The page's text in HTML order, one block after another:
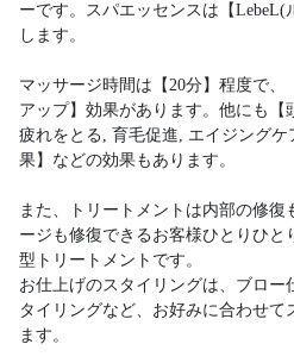
ーです。スパエッセンスは【LebeL(
します。
マッサージ時間は【20分】程度で、
アップ】効果があります。他にも
疲れをとる, 育毛促進, エイジング
果】などの効果もあります。
また、トリートメントは内部の修復
ージも修復できるお客様ひとりひと
型トリートメントです。
お仕上げのスタイリングは、ブロー
タイリングなど、お好みに合わせて
ます。